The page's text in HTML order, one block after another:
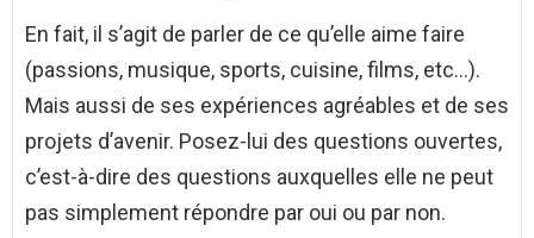
En fait, il s’agit de parler de ce qu’elle aime faire
(passions, musique, sports, cuisine, films, etc…).
Mais aussi de ses expériences agréables et de ses
projets d’avenir. Posez-lui des questions ouvertes,
c’est-à-dire des questions auxquelles elle ne peut
pas simplement répondre par oui ou par non.